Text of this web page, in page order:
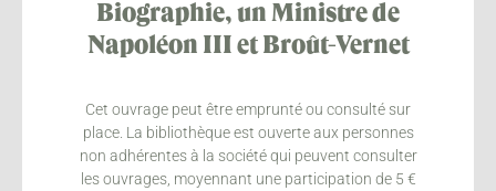
Biographie, un Ministre de
Napoléon III et Broût-Vernet
Cet ouvrage peut être emprunté ou consulté sur
place. La bibliothèque est ouverte aux personnes
non adhérentes à la société qui peuvent consulter
les ouvrages, moyennant une participation de 5 €